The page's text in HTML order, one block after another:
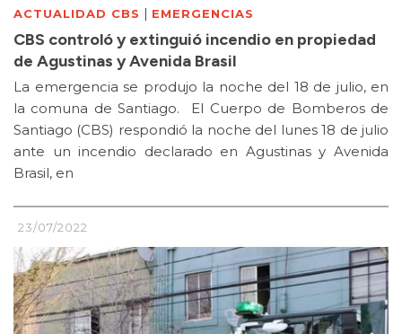
ACTUALIDAD CBS | EMERGENCIAS
CBS controló y extinguió incendio en propiedad
de Agustinas y Avenida Brasil
La emergencia se produjo la noche del 18 de julio, en
la comuna de Santiago. El Cuerpo de Bomberos de
Santiago (CBS) respondió la noche del lunes 18 de julio
ante un incendio declarado en Agustinas y Avenida
Brasil, en
23/07/2022